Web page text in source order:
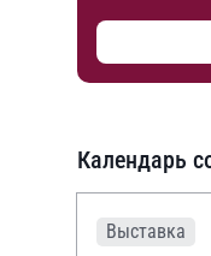
Календарь
Выставка